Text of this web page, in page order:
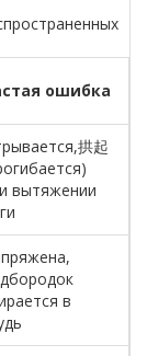
ошибка
拱起
вытяжении
в